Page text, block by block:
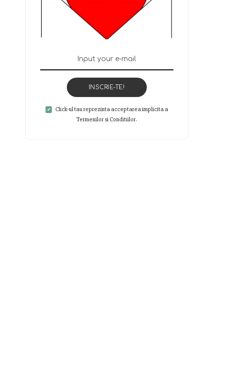
INSCRIE-TE!
Click-ul tau reprezinta acceptarea implicita a
Termenilor si Conditiilor.